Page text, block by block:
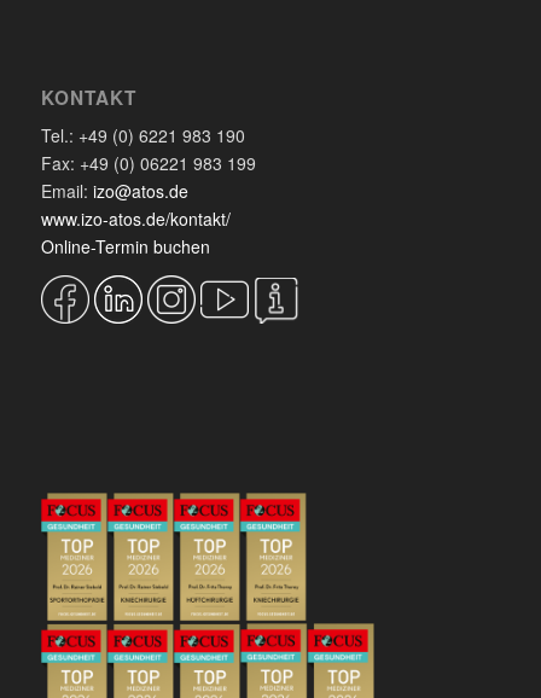
KONTAKT
Tel.: +49 (0) 6221 983 190
Fax: +49 (0) 06221 983 199
Email: izo@atos.de
www.izo-atos.de/kontakt/
Online-Termin buchen